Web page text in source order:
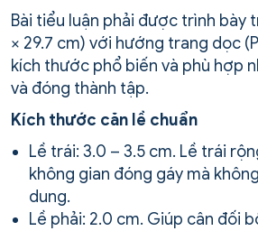
Bài tiểu luận phải được trình bày
× 29.7 cm) với hướng trang dọc
kích thước phổ biến và phù hợp
và đóng thành tập.
Kích thước căn lề chuẩn
Lề trái: 3.0 – 3.5 cm. Lề trái
không gian đóng gáy mà
dung.
Lề phải: 2.0 cm. Giúp cân đối